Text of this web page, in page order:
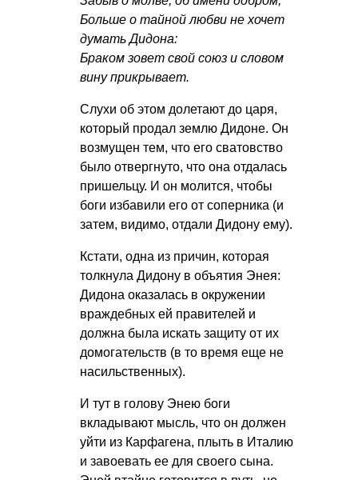
Больше о тайной любви не хочет
думать Дидона:
Браком зовет свой союз и словом
вину прикрывает.
Слухи об этом долетают до царя,
который продал землю Дидоне. Он
возмущен тем, что его сватовство
было отвергнуто, что она отдалась
пришельцу. И он молится, чтобы
боги избавили его от соперника (и
затем, видимо, отдали Дидону ему).
Кстати, одна из причин, которая
толкнула Дидону в объятия Энея:
Дидона оказалась в окружении
враждебных ей правителей и
должна была искать защиту от их
домогательств (в то время еще не
насильственных).
И тут в голову Энею боги
вкладывают мысль, что он должен
уйти из Карфагена, плыть в Италию
и завоевать ее для своего сына.